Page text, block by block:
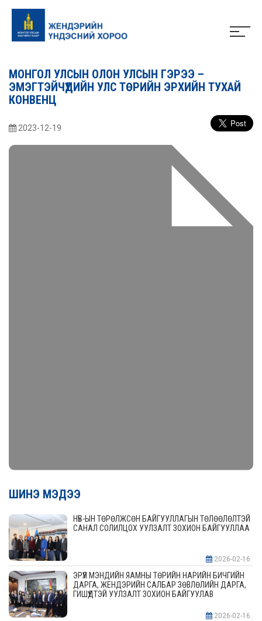
МОНГОЛ УЛСЫН ОЛОН УЛСЫН ГЭРЭЭ –
ЭМЭГТЭЙЧҮҮДИЙН УЛС ТӨРИЙН ЭРХИЙН ТУХАЙ
КОНВЕНЦ
2023-12-19
ШИНЭ МЭДЭЭ
НҮБ-ЫН ТӨРӨЛЖСӨН БАЙГУУЛЛАГЫН ТӨЛӨӨЛӨЛТЭЙ
САНАЛ СОЛИЛЦОХ УУЛЗАЛТ ЗОХИОН БАЙГУУЛЛАА
2026-02-16
ЭРҮҮЛ МЭНДИЙН ЯАМНЫ ТӨРИЙН НАРИЙН БИЧГИЙН
ДАРГА, ЖЕНДЭРИЙН САЛБАР ЗӨВЛӨЛИЙН ДАРГА,
ГИШҮҮДТЭЙ УУЛЗАЛТ ЗОХИОН БАЙГУУЛАВ
2026-02-16